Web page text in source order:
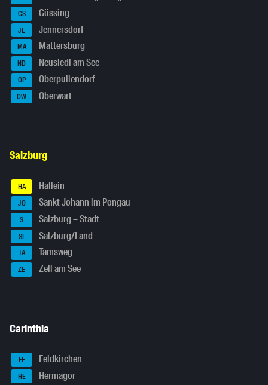
GS Güssing
JE Jennersdorf
MA Mattersburg
ND Neusiedl am See
OP Oberpullendorf
OW Oberwart
Salzburg
HA Hallein
JO Sankt Johann im Pongau
S Salzburg – Stadt
SL Salzburg/Land
TA Tamsweg
ZE Zell am See
Carinthia
FE Feldkirchen
HE Hermagor